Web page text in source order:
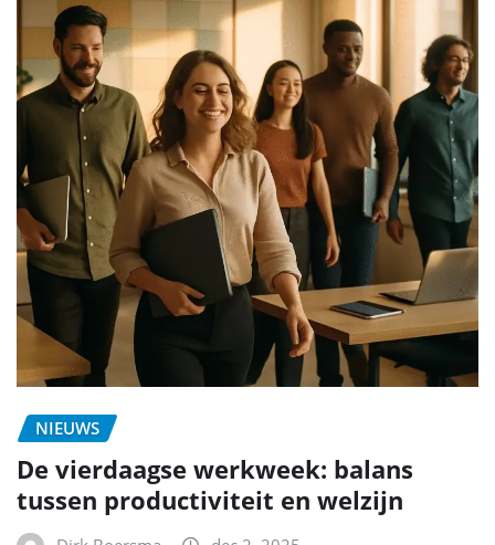
NIEUWS
De vierdaagse werkweek: balans
tussen productiviteit en welzijn